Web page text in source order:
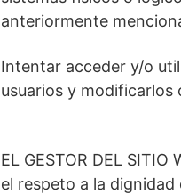
anteriormente
Intentar acceder y/o
usuarios y modificarlos
EL GESTOR DEL
el respeto a la